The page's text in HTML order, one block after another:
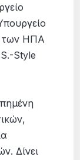
των ΗΠΑ
Style
Δίνει